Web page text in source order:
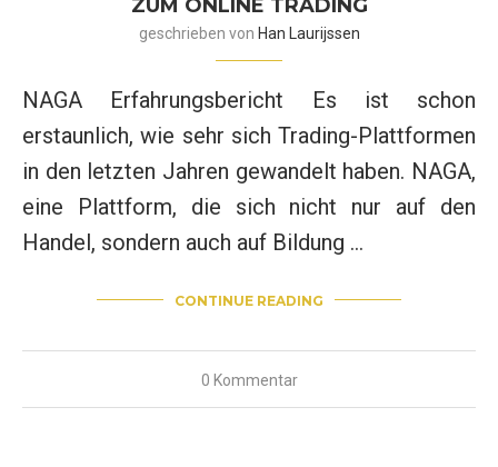
ZUM ONLINE TRADING
geschrieben von Han Laurijssen
NAGA Erfahrungsbericht Es ist schon
erstaunlich, wie sehr sich Trading-Plattformen
in den letzten Jahren gewandelt haben. NAGA,
eine Plattform, die sich nicht nur auf den
Handel, sondern auch auf Bildung …
CONTINUE READING
0 Kommentar